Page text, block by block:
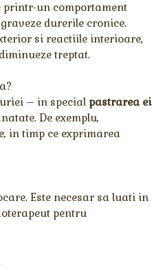
printr-un comportament
durerile cronice.
si reactiile interioare,
treptat.
– in special pastrarea ei
De exemplu,
in timp ce exprimarea
Este necesar sa luati in
pentru